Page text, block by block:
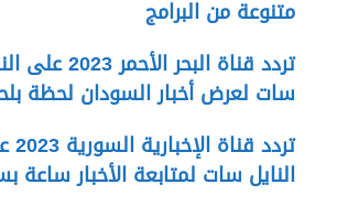
متنوعة من البرامج
تردد قناة البحر الأحمر
سات لعرض أخبار السودان لحظة
تردد
النايل سات لمتابعة الأخبار ساعة